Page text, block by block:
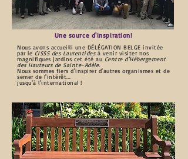
Une source d'inspiration!
Nous avons accueilli une DÉLÉGATION BELGE invitée
par le CISSS des Laurentidesà venir visiter nos
magnifiques jardins cet été au Centre d'Hébergement
des Hauteurs de Sainte-Adèle.
Nous sommes fiers d'inspirer d'autres organismes et de
semer de l'intérêt...
jusqu'à l'international !